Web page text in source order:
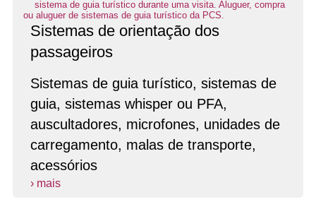
Sistemas de orientação dos
passageiros
Sistemas de guia turístico, sistemas de
guia, sistemas whisper ou PFA,
auscultadores, microfones, unidades de
carregamento, malas de transporte,
acessórios
› mais